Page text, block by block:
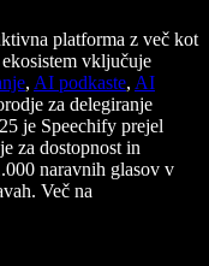
platforma z več kot
vključuje
, AI podkaste, AI
za delegiranje
je Speechify prejel
za dostopnost in
naravnih glasov v
Več na